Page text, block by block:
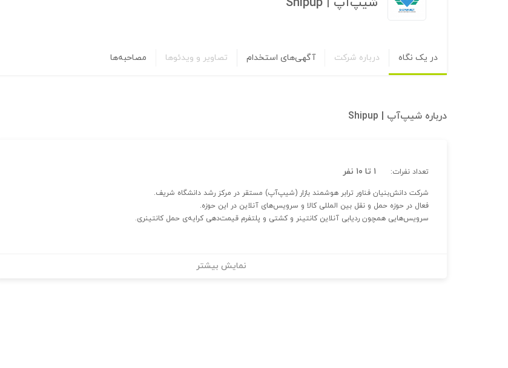
در یک نگاه درباره شرکت آگهی‌های استخدام تصاویر و ویدئوها مصاحبه‌ها
درباره شیپ‌آپ | Shipup
تعداد نفرات: ۱ تا ۱۰ نفر
شرکت دانش‌بنیان فناور ترابر هوشمند بازار (شیپ‌آپ) مستقر در مرکز رشد دانشگاه شریف.
فعال در حوزه حمل و نقل بین المللی کالا و سرویس‌های آنلاین در این حوزه.
سرویس‌هایی همچون ردیابی آنلاین کانتینر و کشتی و پلتفرم قیمت‌دهی کرایه‌ی حمل کانتینری.
نمایش بیشتر